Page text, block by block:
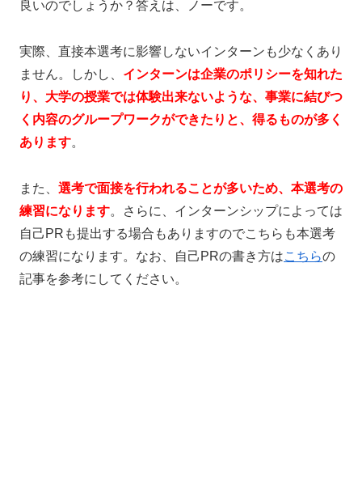
良いのでしょうか？答えは、ノーです。
実際、直接本選考に影響しないインターンも少なくあり
ません。しかし、 インターンは企業のポリシーを知れた
り、大学の授業では体験出来ないような、事業に結びつ
く内容のグループワークができたりと、得るものが多く
あります。
また、 選考で面接を行われることが多いため、本選考の
練習になります。さらに、インターンシップによっては
自己PRも提出する場合もありますのでこちらも本選考
の練習になります。なお、自己PRの書き方はこちらの
記事を参考にしてください。